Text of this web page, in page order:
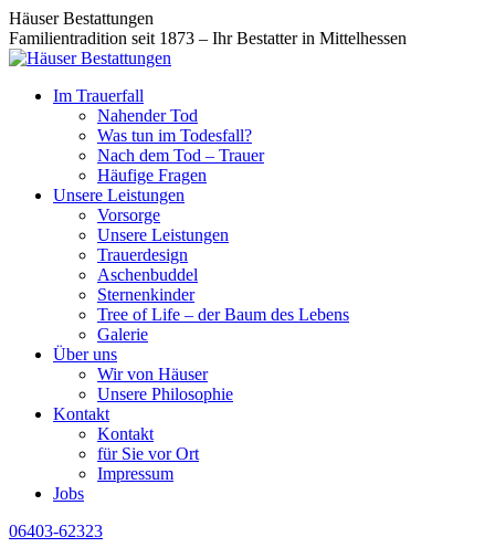
Zum
Inhalt
springen
Facebook
page
opens
new
Instagram
page
opens
new
Häuser Bestattungen
Familientradition seit 1873 – Ihr Bestatter in Mittelhessen
Im Trauerfall
Nahender Tod
Was tun im Todesfall?
Nach dem Tod – Trauer
Häufige Fragen
Unsere Leistungen
Vorsorge
Unsere Leistungen
Trauerdesign
Aschenbuddel
Sternenkinder
Tree of Life – der Baum des Lebens
Galerie
Über uns
Wir von Häuser
Unsere Philosophie
Kontakt
Kontakt
für Sie vor Ort
Impressum
Jobs
06403-62323